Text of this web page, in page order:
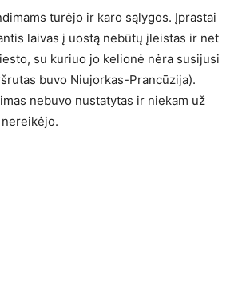
turėjo ir karo sąlygos. Įprastai
laivas į uostą nebūtų įleistas ir net
su kuriuo jo kelionė nėra susijusi
buvo Niujorkas-Prancūzija).
nebuvo nustatytas ir niekam už